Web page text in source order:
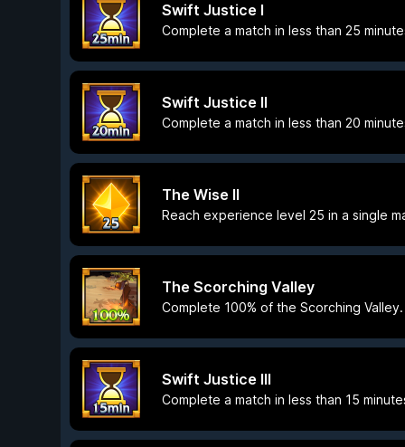
Swift Justice I
Complete a match in less than 25
Swift Justice II
Complete a match in less than 20
The Wise II
Reach experience level 25 in a single
The Scorching Valley
Complete 100% of the Scorching Valley.
Swift Justice III
Complete a match in less than 15